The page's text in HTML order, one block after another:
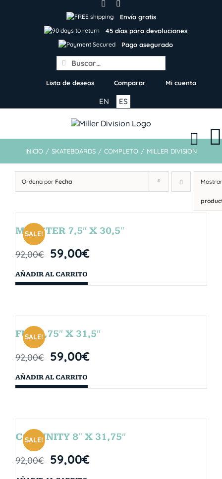
Envío gratis
45 días para devoluciones
Pago asegurado
Search
for:
Lista de deseos Comparar Mi cuenta
ES
EN
INICIO / SKATEBOARDS / COMPLETO / MILLER DIVISION
Ordena por Fecha
SALE!
MONSTER 7,5″ X 30,5″
92,00€ 59,00€
AÑADIR AL CARRITO
SALE!
FUN 7,75″ X 31,5″
92,00€ 59,00€
AÑADIR AL CARRITO
SALE!
COMUNITY 8″ X 31,75″
92,00€ 59,00€